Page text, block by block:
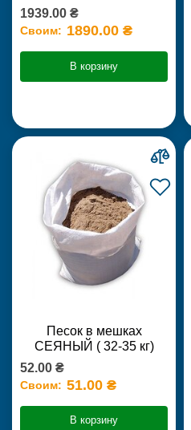
1939.00 ₴
Своим: 1890.00 ₴
В корзину
Песок в мешках
СЕЯНЫЙ ( 32-35 кг)
52.00 ₴
Своим: 51.00 ₴
В корзину